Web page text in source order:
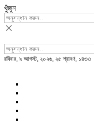
খুঁজুন
রবিবার, ৯ আগস্ট, ২০২৬, ২৫ শ্রাবণ, ১৪৩৩